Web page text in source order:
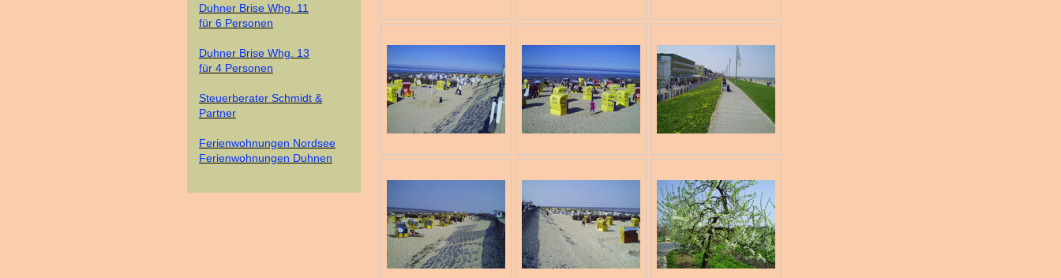
Duhner Brise Whg.
11
für 6 Personen
Duhner Brise Whg. 13
für 4 Personen
Steuerberater Schmidt &
Partner
Ferienwohnungen Nordsee
Ferienwohnungen Duhnen